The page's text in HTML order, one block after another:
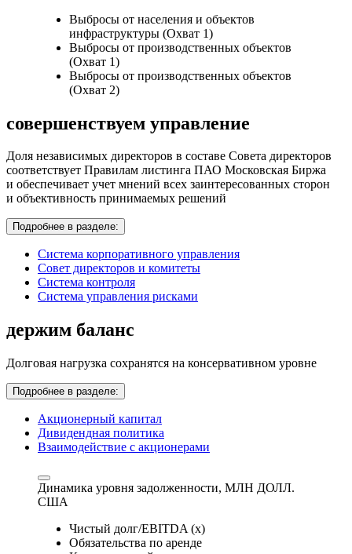
Выбросы от населения и объектов
инфраструктуры (Охват 1)
Выбросы от производственных объектов
(Охват 1)
Выбросы от производственных объектов
(Охват 2)
совершенствуем управление
Доля независимых директоров в составе Совета директоров
соответствует Правилам листинга ПАО Московская Биржа
и обеспечивает учет мнений всех заинтересованных сторон
и объективность принимаемых решений
Подробнее в разделе:
Система корпоративного управления
Совет директоров и комитеты
Система контроля
Система управления рисками
держим баланс
Долговая нагрузка сохранятся на консервативном уровне
Подробнее в разделе:
Акционерный капитал
Дивидендная политика
Взаимодействие с акционерами
Динамика уровня задолженности, МЛН ДОЛЛ.
США
Чистый долг/EBITDA (x)
Обязательства по аренде